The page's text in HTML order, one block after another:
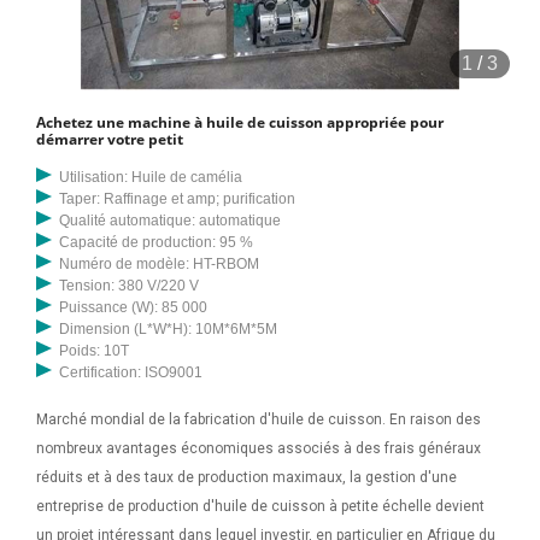
1 /3
Achetez une machine à huile de cuisson appropriée pour
démarrer votre petit
Utilisation: Huile de camélia
Taper: Raffinage et amp; purification
Qualité automatique: automatique
Capacité de production: 95 %
Numéro de modèle: HT-RBOM
Tension: 380 V/220 V
Puissance (W): 85 000
Dimension (L*W*H): 10M*6M*5M
Poids: 10T
Certification: ISO9001
Marché mondial de la fabrication d'huile de cuisson. En raison des
nombreux avantages économiques associés à des frais généraux
réduits et à des taux de production maximaux, la gestion d'une
entreprise de production d'huile de cuisson à petite échelle devient
un projet intéressant dans lequel investir, en particulier en Afrique du